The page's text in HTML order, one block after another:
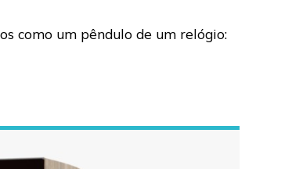
como um pêndulo de um relógio: